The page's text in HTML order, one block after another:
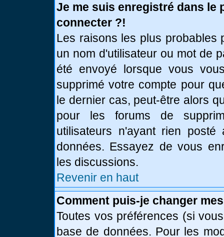
Je me suis enregistré dans le
connecter ?!
Les raisons les plus probables
un nom d'utilisateur ou mot de
été envoyé lorsque vous
supprimé votre compte pour
le dernier cas, peut-être alors
pour les forums de
utilisateurs n'ayant rien
données. Essayez de vous
les discussions.
Revenir en haut
Comment puis-je changer
Toutes vos préférences (si
base de données. Pour les